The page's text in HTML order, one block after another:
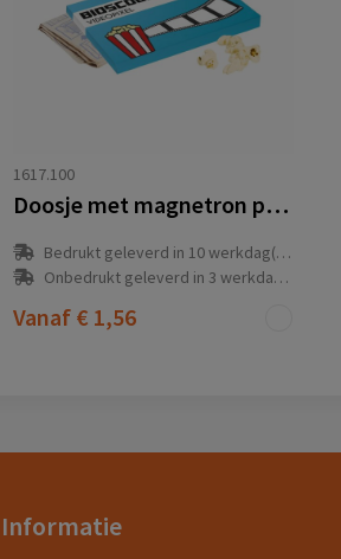
1617.100
Doosje met magnetron popcorn
Bedrukt geleverd in 10 werkdag(en)
Onbedrukt geleverd in 3 werkdag(en)
Vanaf € 1,56
Informatie